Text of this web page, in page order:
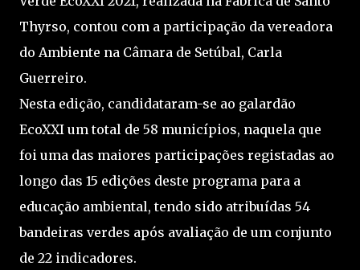
Thyrso, contou com a participação da vereadora
do Ambiente na Câmara de Setúbal, Carla
Guerreiro.
Nesta edição, candidataram-se ao galardão
EcoXXI um total de 58 municípios, naquela que
foi uma das maiores participações registadas ao
longo das 15 edições deste programa para a
educação ambiental, tendo sido atribuídas 54
bandeiras verdes após avaliação de um conjunto
de 22 indicadores.